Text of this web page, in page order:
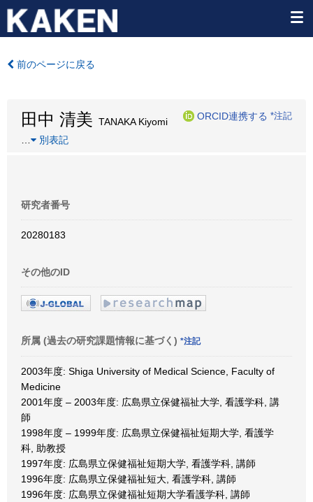
前のページに戻る
田中 清美 TANAKA Kiyomi
ORCID連携する *注記
別表記
研究者番号
20280183
その他のID
所属 (過去の研究課題情報に基づく) *注記
2003年度: Shiga University of Medical Science, Faculty of
Medicine
2001年度 – 2003年度: 広島県立保健福祉大学, 看護学科, 講
師
1998年度 – 1999年度: 広島県立保健福祉短期大学, 看護学
科, 助教授
1997年度: 広島県立保健福祉短期大学, 看護学科, 講師
1996年度: 広島県立保健福祉短大, 看護学科, 講師
1996年度: 広島県立保健福祉短期大学看護学科, 講師